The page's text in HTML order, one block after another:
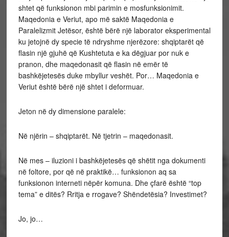
shtet që funksionon mbi parimin e mosfunksionimit.
Maqedonia e Veriut, apo më saktë Maqedonia e
Paralelizmit Jetësor, është bërë një laborator eksperimental
ku jetojnë dy specie të ndryshme njerëzore: shqiptarët që
flasin një gjuhë që Kushtetuta e ka dëgjuar por nuk e
pranon, dhe maqedonasit që flasin në emër të
bashkëjetesës duke mbyllur veshët. Por… Maqedonia e
Veriut është bërë një shtet i deformuar.
Jeton në dy dimensione paralele:
Në njërin – shqiptarët. Në tjetrin – maqedonasit.
Në mes – iluzioni i bashkëjetesës që shëtit nga dokumenti
në foltore, por që në praktikë… funksionon aq sa
funksionon interneti nëpër komuna. Dhe çfarë është “top
tema” e ditës? Rritja e rrogave? Shëndetësia? Investimet?
Jo, jo…